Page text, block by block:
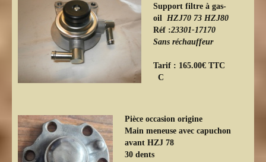
Support filtre à gas-
oil HZJ70 73 HZJ80
Réf :23301-17170
Sans réchauffeur
Tarif : 165.00€ TTC
C
Pièce occasion origine
Main meneuse avec capuchon
avant HZJ 78
30 dents